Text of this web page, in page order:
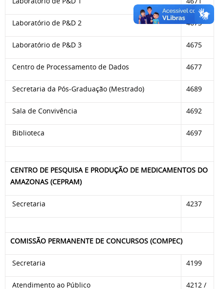
Laboratório de P&D 2 4673
Laboratório de P&D 3 4675
Centro de Processamento de Dados 4677
Secretaria da Pós-Graduação (Mestrado) 4689
Sala de Convivência 4692
Biblioteca 4697
CENTRO DE PESQUISA E PRODUÇÃO DE MEDICAMENTOS DO
AMAZONAS (CEPRAM)
Secretaria 4237
COMISSÃO PERMANENTE DE CONCURSOS (COMPEC)
Secretaria 4199
Atendimento ao Público
4212 /